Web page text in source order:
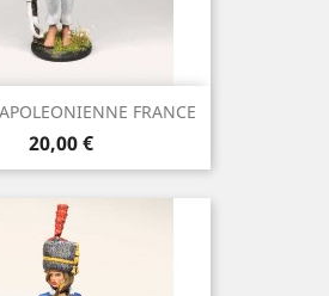
FRANCE
Precio
20,00 €